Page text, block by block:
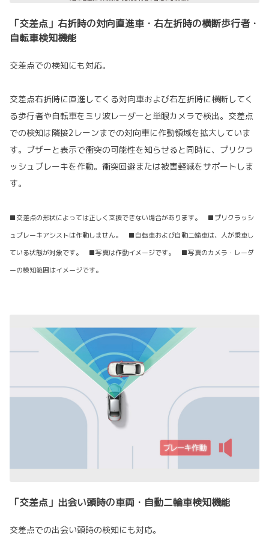
「交差点」右折時の対向直進車・右左折時の横断歩行者・
自転車検知機能
交差点での検知にも対応。
交差点右折時に直進してくる対向車および右左折時に横断してく
る歩行者や自転車をミリ波レーダーと単眼カメラで検出。交差点
での検知は隣接2レーンまでの対向車に作動領域を拡大していま
す。ブザーと表示で衝突の可能性を知らせると同時に、プリクラ
ッシュブレーキを作動。衝突回避または被害軽減をサポートしま
す。
■交差点の形状によっては正しく支援できない場合があります。 ■プリクラッシ
ュブレーキアシストは作動しません。 ■自転車および自動二輪車は、人が乗車し
ている状態が対象です。 ■写真は作動イメージです。 ■写真のカメラ・レーダ
ーの検知範囲はイメージです。
「交差点」出会い頭時の車両・自動二輪車検知機能
交差点での出会い頭時の検知にも対応。